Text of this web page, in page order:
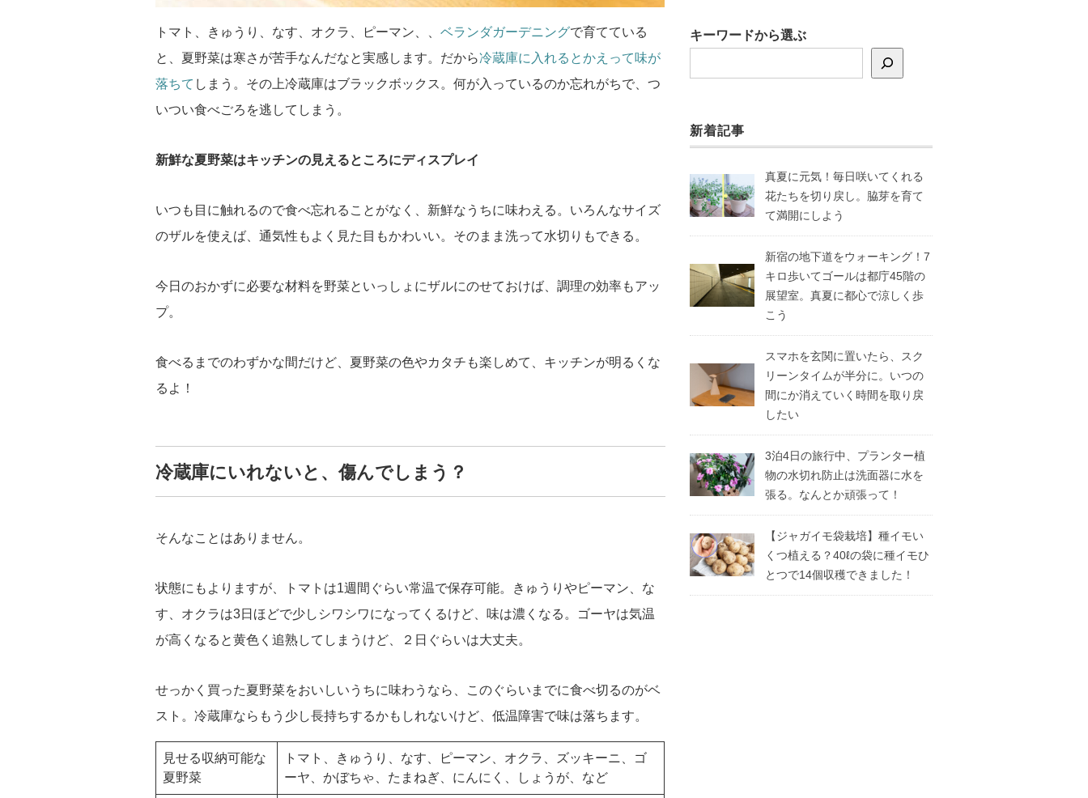
トマト、きゅうり、なす、オクラ、ピーマン、、 ベランダガーデニングで育てている
と、夏野菜は寒さが苦手なんだなと実感します。だから冷蔵庫に入れるとかえって味が
落ちて しまう。その上冷蔵庫はブラックボックス。何が入っているのか忘れがちで、つ
いつい食べごろを逃してしまう。
新鮮な夏野菜はキッチンの見えるところにディスプレイ
いつも目に触れるので食べ忘れることがなく、新鮮なうちに味わえる。いろんなサイズ
のザルを使えば、通気性もよく見た目もかわいい。そのまま洗って水切りもできる。
今日のおかずに必要な材料を野菜といっしょにザルにのせておけば、調理の効率もアッ
プ。
食べるまでのわずかな間だけど、夏野菜の色やカタチも楽しめて、キッチンが明るくな
るよ！
冷蔵庫にいれないと、傷んでしまう？
そんなことはありません。
状態にもよりますが、トマトは1週間ぐらい常温で保存可能。きゅうりやピーマン、な
す、オクラは3日ほどで少しシワシワになってくるけど、味は濃くなる。ゴーヤは気温
が高くなると黄色く追熟してしまうけど、２日ぐらいは大丈夫。
せっかく買った夏野菜をおいしいうちに味わうなら、このぐらいまでに食べ切るのがベ
スト。冷蔵庫ならもう少し長持ちするかもしれないけど、低温障害で味は落ちます。
見せる収納可能な
夏野菜
トマト、きゅうり、なす、ピーマン、オクラ、ズッキーニ、ゴ
ーヤ、かぼちゃ、たまねぎ、にんにく、しょうが、など
キーワードから選ぶ
新着記事
真夏に元気！毎日咲いてくれる
花たちを切り戻し。脇芽を育て
て満開にしよう
新宿の地下道をウォーキング！7
キロ歩いてゴールは都庁45階の
展望室。真夏に都心で涼しく歩
こう
スマホを玄関に置いたら、スク
リーンタイムが半分に。いつの
間にか消えていく時間を取り戻
したい
3泊4日の旅行中、プランター植
物の水切れ防止は洗面器に水を
張る。なんとか頑張って！
【ジャガイモ袋栽培】種イモい
くつ植える？40ℓの袋に種イモひ
とつで14個収穫できました！